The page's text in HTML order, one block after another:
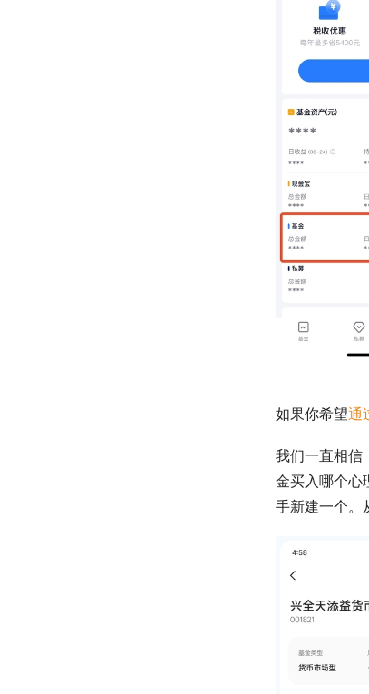
如果你希望通
我们一直相信
金买入哪个心
手新建一个。